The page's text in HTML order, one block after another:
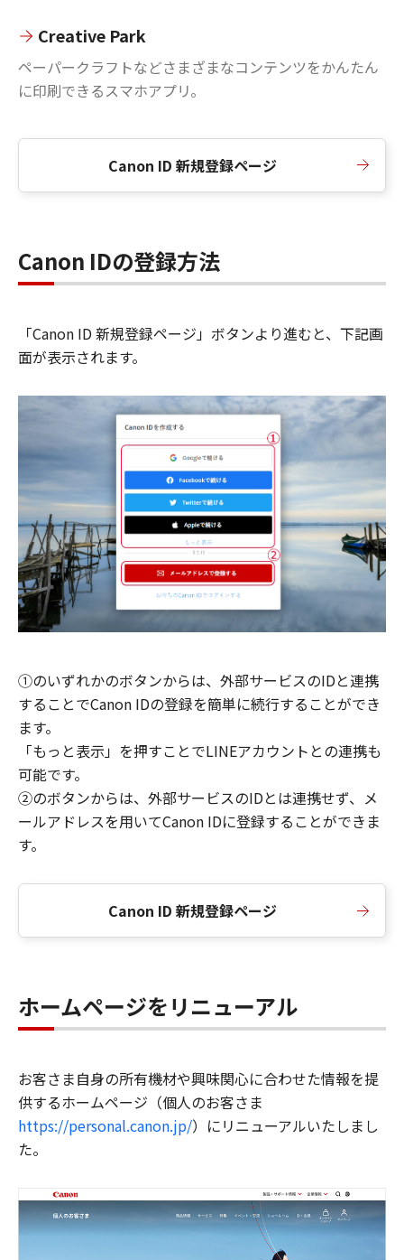
Creative Park
ペーパークラフトなどさまざまなコンテンツをかんたん
に印刷できるスマホアプリ。
Canon ID 新規登録ページ
Canon IDの登録方法
「Canon ID 新規登録ページ」ボタンより進むと、下記画
面が表示されます。
①のいずれかのボタンからは、外部サービスのIDと連携
することでCanon IDの登録を簡単に続行することができ
ます。
「もっと表示」を押すことでLINEアカウントとの連携も
可能です。
②のボタンからは、外部サービスのIDとは連携せず、メ
ールアドレスを用いてCanon IDに登録することができま
す。
Canon ID 新規登録ページ
ホームページをリニューアル
お客さま自身の所有機材や興味関心に合わせた情報を提
供するホームページ（個人のお客さま
https://personal.canon.jp/）にリニューアルいたしまし
た。